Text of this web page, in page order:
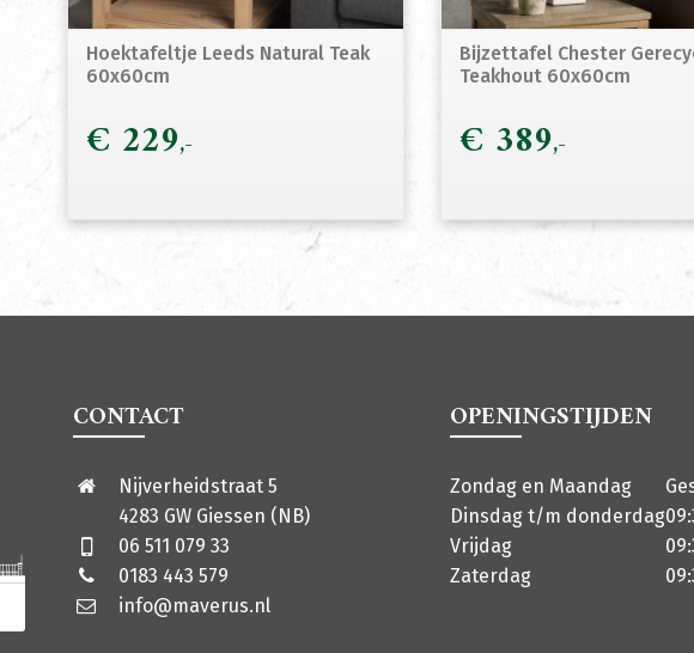
Hoektafeltje Leeds Natural Teak
60x60cm
€ 229
Bijzettafel Chester
Teakhout 60x60cm
€ 389
CONTACT
Nijverheidstraat 5
4283 GW Giessen (NB)
06 511 079 33
0183 443 579
info@maverus.nl
OPENINGSTIJDEN
Zondag en Maandag
Dinsdag t/m donderdag
Vrijdag
Zaterdag